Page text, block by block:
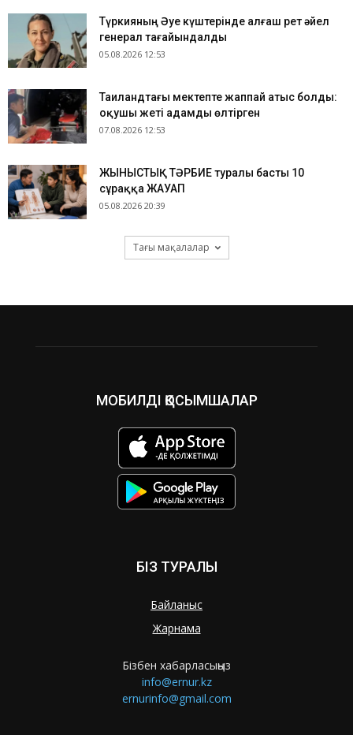
Түркияның Әуе күштерінде алғаш рет әйел
генерал тағайындалды
05.08.2026 12:53
Таиландтағы мектепте жаппай атыс болды:
оқушы жеті адамды өлтірген
07.08.2026 12:53
ЖЫНЫСТЫҚ ТӘРБИЕ туралы басты 10
сұраққа ЖАУАП
05.08.2026 20:39
Тағы мақалалар
МОБИЛДІ ҚОСЫМШАЛАР
БІЗ ТУРАЛЫ
Байланыс
Жарнама
Бізбен хабарласыңыз
info@ernur.kz
ernurinfo@gmail.com